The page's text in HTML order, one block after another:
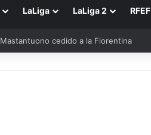
LaLiga LaLiga 2 RFEF
Mastantuono cedido a la Fiorentina